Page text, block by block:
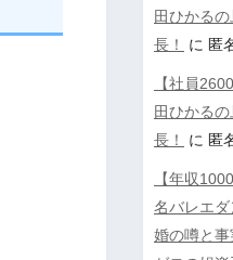
田ひかる
長！
に 匿
【社員
田ひかる
長！
に 匿
【年収
名バレエダ
婚の噂と